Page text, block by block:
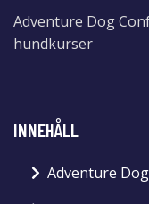
Adventure Dog
hundkurser
INNEHÅLL
Adventure